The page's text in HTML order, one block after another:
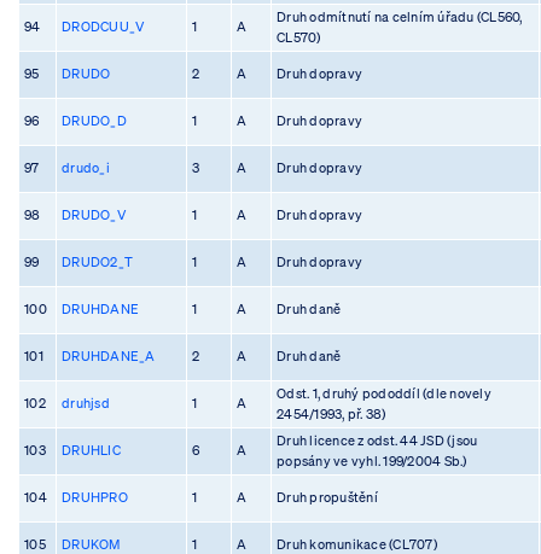
94 DRODCUU_V 1 A
Druh odmítnutí na celním úřadu (CL560,
CL570)
95 DRUDO 2 A Druh dopravy
96 DRUDO_D 1 A Druh dopravy
97 drudo_i 3 A Druh dopravy
98 DRUDO_V 1 A Druh dopravy
99 DRUDO2_T 1 A Druh dopravy
100 DRUHDANE 1 A Druh daně
101 DRUHDANE_A 2 A Druh daně
102 druhjsd 1 A
Odst. 1, druhý pododdíl (dle novely
2454/1993, př. 38)
103 DRUHLIC 6 A
Druh licence z odst. 44 JSD (jsou
popsány ve vyhl. 199/2004 Sb.)
104 DRUHPRO 1 A Druh propuštění
105 DRUKOM 1 A Druh komunikace (CL707)